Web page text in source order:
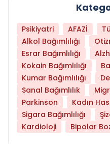
Psikiyatri AFAZİ
Alkol Bağımlılığı
Esrar Bağımlılığı
Kokain Bağımlılığı
Kumar Bağımlılığı
Sanal Bağımlılık
Parkinson
Kadın
Sigara Bağımlılığı
Kardioloji
Bipolar